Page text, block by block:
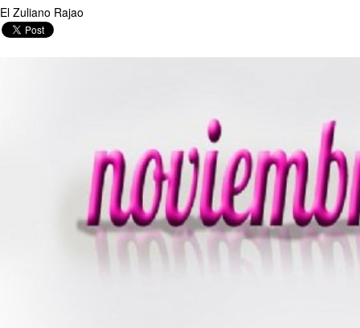
El Zuliano Rajao